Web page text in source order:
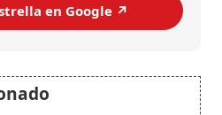
en Google ↗️